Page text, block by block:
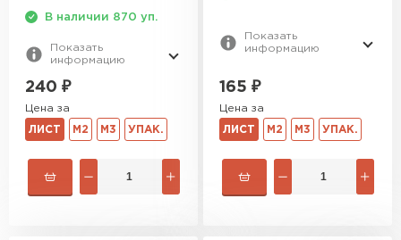
В наличии 870 уп.
Показать
информацию
240 ₽
Цена за
ЛИСТ М2 М3 УПАК.
Показать
информацию
165 ₽
Цена за
ЛИСТ М2 М3 УПАК.